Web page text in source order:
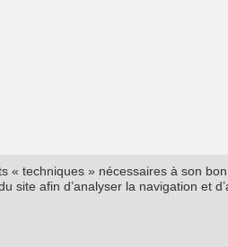
« techniques » nécessaires à son
site afin d’analyser la navigation et